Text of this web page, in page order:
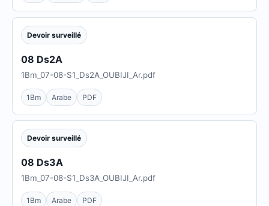
Devoir surveillé
08 Ds2A
1Bm_07-08-S1_Ds2A_OUBIJI_Ar.pdf
1Bm Arabe PDF
Devoir surveillé
08 Ds3A
1Bm_07-08-S1_Ds3A_OUBIJI_Ar.pdf
1Bm Arabe PDF